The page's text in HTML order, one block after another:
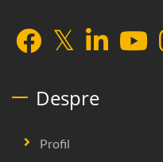
Despre
Profil